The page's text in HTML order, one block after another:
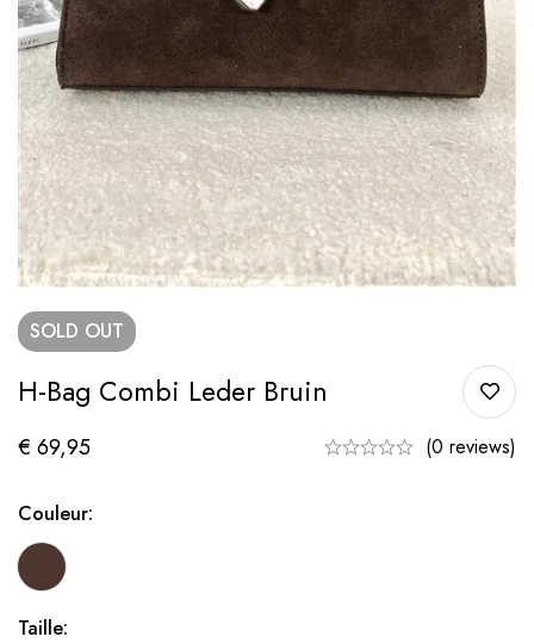
SOLD OUT
H-Bag Combi Leder Bruin
€ 69,95 (0 reviews)
Couleur:
Taille: